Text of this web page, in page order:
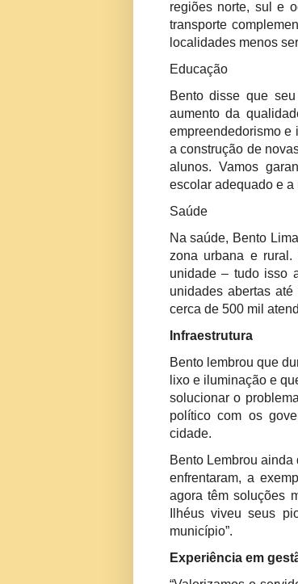
regiões norte, sul e
transporte
localidades menos
Educação
Bento disse que
aumento da
empreendedorismo e
a construção de
alunos. Vamos
escolar adequado e a
Saúde
Na saúde, Bento
zona urbana e rural.
unidade – tudo isso
unidades abertas
cerca de 500 mil
Infraestrutura
Bento lembrou que
lixo e iluminação e
solucionar o
político com os
cidade.
Bento Lembrou
enfrentaram, a
agora têm soluções
Ilhéus viveu seus
município”.
Experiência em